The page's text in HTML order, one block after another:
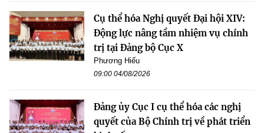
Cụ thể hóa Nghị quyết Đại hội XIV:
Động lực nâng tầm nhiệm vụ chính
trị tại Đảng bộ Cục X
Phương Hiếu
09:00 04/08/2026
Đảng ủy Cục I cụ thể hóa các nghị
quyết của Bộ Chính trị về phát triển